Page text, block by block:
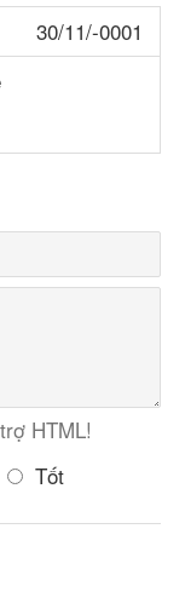
30/11/-0001
HTML!
Tốt